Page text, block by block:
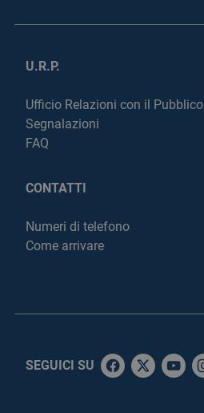
U.R.P.
Ufficio Relazioni con il Pubblico
Segnalazioni
FAQ
CONTATTI
Numeri di telefono
Come arrivare
SEGUICI SU